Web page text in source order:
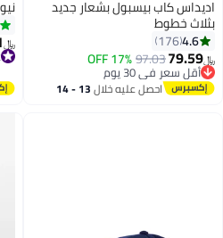
11
اديداس كاب بيسبول بشعار جديد
بثلاث خطوط
4.6
176
﷼‏79.59
97.03
17% OFF
أقل سعر في 30 يوم
أقل سعر في 30 يوماحصل عليه خلال 13 - 14
﷼‏